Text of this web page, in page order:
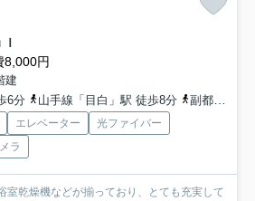
8,000円
建
6分
山手線「目白」駅 徒歩8分 副都心線「雑司が谷」駅 徒歩15分
エレベーター
光ファイバー
ラ
室乾燥機などが揃っており、とても充実して